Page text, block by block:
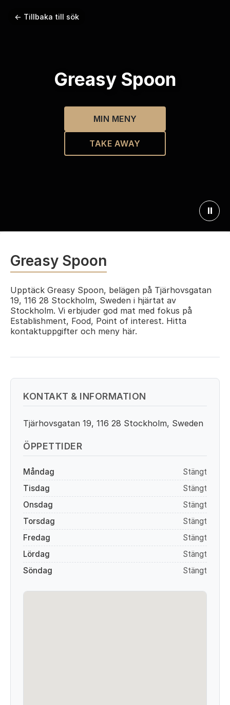
← Tillbaka till sök
Greasy Spoon
MIN MENY
TAKE AWAY
⏸
Greasy Spoon
Upptäck Greasy Spoon, belägen på Tjärhovsgatan
19, 116 28 Stockholm, Sweden i hjärtat av
Stockholm. Vi erbjuder god mat med fokus på
Establishment, Food, Point of interest. Hitta
kontaktuppgifter och meny här.
KONTAKT & INFORMATION
Tjärhovsgatan 19, 116 28 Stockholm, Sweden
ÖPPETTIDER
Måndag
Stängt
Tisdag
Stängt
Onsdag
Stängt
Torsdag
Stängt
Fredag
Stängt
Lördag
Stängt
Söndag
Stängt